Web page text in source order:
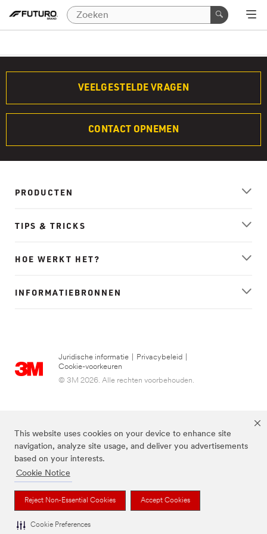
This website uses cookies on your device to enhance site
navigation, analyze site usage, and deliver you advertisements
based on your interests.
Cookie Notice
Reject Non-Essential Cookies Accept Cookies
Cookie Preferences
VEELGESTELDE VRAGEN
CONTACT OPNEMEN
PRODUCTEN
TIPS & TRICKS
HOE WERKT HET?
INFORMATIEBRONNEN
Juridische informatie Privacybeleid
Cookie-voorkeuren
© 3M 2026. Alle rechten voorbehouden.
FUTURO is een handelsmerk van 3M.